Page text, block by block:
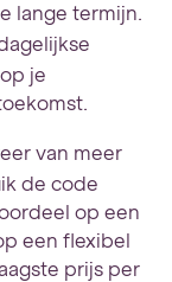
lange termijn.
je
van meer
de code
op een
een flexibel
prijs per